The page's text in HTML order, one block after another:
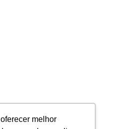
melhor